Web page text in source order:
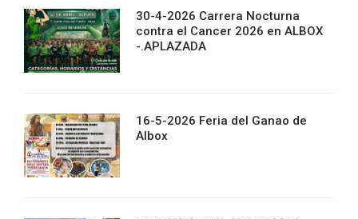
30-4-2026 Carrera Nocturna
contra el Cancer 2026 en ALBOX
-.APLAZADA
16-5-2026 Feria del Ganao de
Albox